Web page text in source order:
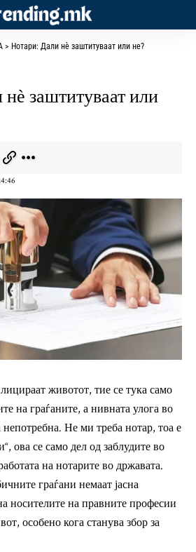
> Нотари: Дали нѐ заштитуваат или не?
заштитуваат или
животот, тие се тука само
на граѓаните, а нивната улога во
Не ми треба нотар, тоа е
ова се само дел од заблудите во
на нотарите во државата.
граѓани немаат јасна
носителите на правните професии
особено кога станува збор за